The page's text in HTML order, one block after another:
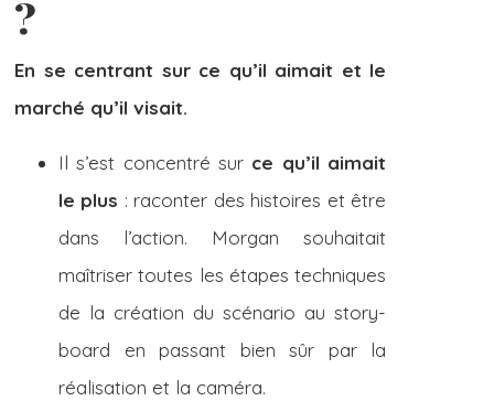
?
En se centrant sur ce qu’il aimait et le
marché qu’il visait.
Il s’est concentré sur ce qu’il aimait
le plus : raconter des histoires et être
dans l’action. Morgan souhaitait
maîtriser toutes les étapes techniques
de la création du scénario au story-
board en passant bien sûr par la
réalisation et la caméra.